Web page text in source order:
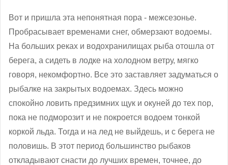
Вот и пришла эта непонятная пора - межсезонье.
Пробрасывает временами снег, обмерзают водоемы.
На больших реках и водохранилищах рыба отошла от
берега, а сидеть в лодке на холодном ветру, мягко
говоря, некомфортно. Все это заставляет задуматься о
рыбалке на закрытых водоемах. Здесь можно
спокойно ловить предзимних щук и окуней до тех пор,
пока не подморозит и не покроется водоем тонкой
коркой льда. Тогда и на лед не выйдешь, и с берега не
половишь. В этот период большинство рыбаков
откладывают снасти до лучших времен, точнее, до